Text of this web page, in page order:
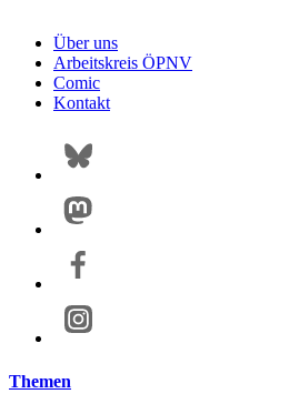
Über uns
Arbeitskreis ÖPNV
Comic
Kontakt
Themen